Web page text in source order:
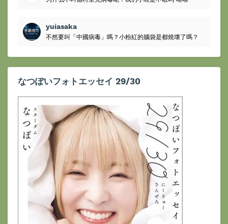
yuiasaka
不然要叫「中國病毒」嗎？小粉紅的腦袋是都燒壞了嗎？
なつぽいフォトエッセイ 29/30